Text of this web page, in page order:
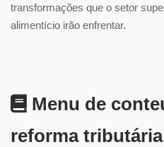
transformações que o setor
alimentício irão enfrentar.
Menu de
reforma tributária